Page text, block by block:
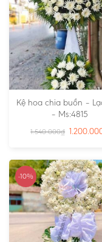
Kệ hoa chia buồn –
– Ms:4815
1.540.000₫
-10%